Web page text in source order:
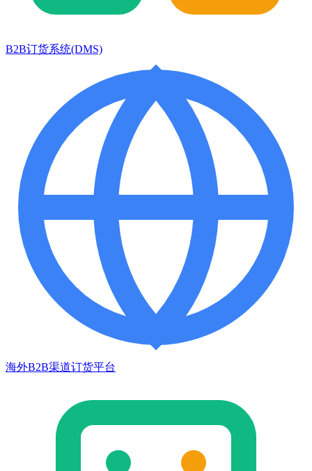
B2B订货系统(DMS)
海外B2B渠道订货平台